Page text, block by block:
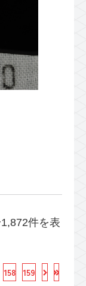
件を表
158 159